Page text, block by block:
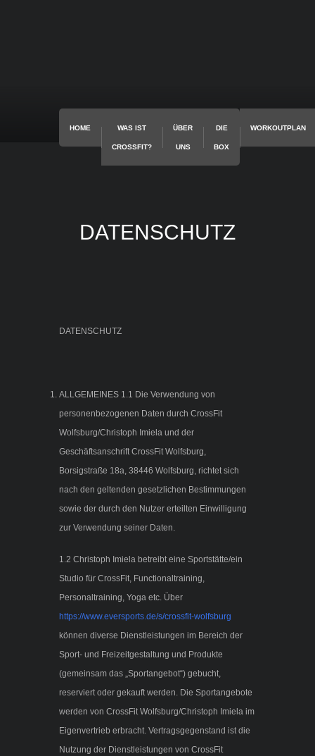
HOME WAS IST
CROSSFIT?
ÜBER
UNS
DIE
BOX
WORKOUTPLAN
DATENSCHUTZ
DATENSCHUTZ
ALLGEMEINES 1.1 Die Verwendung von
personenbezogenen Daten durch CrossFit
Wolfsburg/Christoph Imiela und der
Geschäftsanschrift CrossFit Wolfsburg,
Borsigstraße 18a, 38446 Wolfsburg, richtet sich
nach den geltenden gesetzlichen Bestimmungen
sowie der durch den Nutzer erteilten Einwilligung
zur Verwendung seiner Daten.
1.2 Christoph Imiela betreibt eine Sportstätte/ein
Studio für CrossFit, Functionaltraining,
Personaltraining, Yoga etc. Über
https://www.eversports.de/s/crossfit-wolfsburg
können diverse Dienstleistungen im Bereich der
Sport- und Freizeitgestaltung und Produkte
(gemeinsam das „Sportangebot“) gebucht,
reserviert oder gekauft werden. Die Sportangebote
werden von CrossFit Wolfsburg/Christoph Imiela im
Eigenvertrieb erbracht. Vertragsgegenstand ist die
Nutzung der Dienstleistungen von CrossFit